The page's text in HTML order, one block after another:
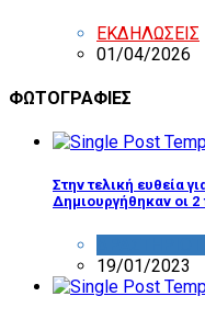
ΕΚΔΗΛΩΣΕΙΣ
01/04/2026
ΦΩΤΟΓΡΑΦΙΕΣ
Στην τελική ευθεία
Δημιουργήθηκαν οι 2
19/01/2023